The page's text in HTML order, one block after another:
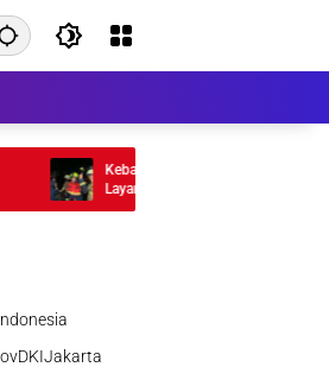
Kebakaran Gedung Abdul Muis Padam,
Layanan Publik Tetap Berjalan